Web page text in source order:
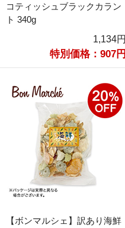
コティッシュブラックカラン
ト 340g
1,134円
特別価格：907円
【ボンマルシェ】訳あり海鮮